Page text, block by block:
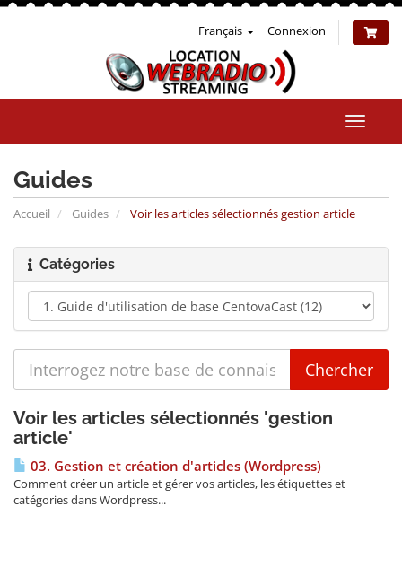
Français Connexion
la
Guides
Accueil Guides Voir les articles sélectionnés gestion article
Catégories
Voir les articles sélectionnés 'gestion
article'
03. Gestion et création d'articles (Wordpress)
Comment créer un article et gérer vos articles, les étiquettes et
catégories dans Wordpress...